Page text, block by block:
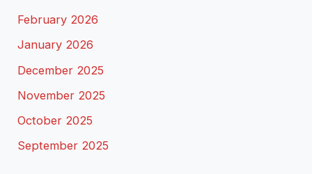
February 2026
January 2026
December 2025
November 2025
October 2025
September 2025